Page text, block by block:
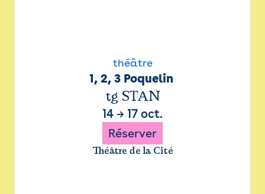
théâtre
1, 2, 3 Poquelin
tg STAN
14 → 17 oct.
Réserver
Théâtre de la Cité